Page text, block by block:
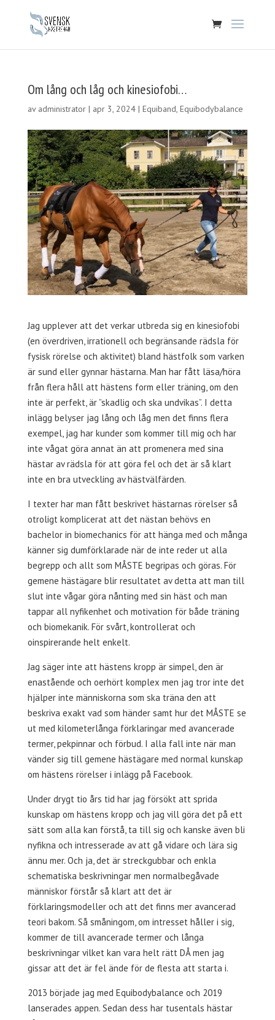
Om lång och låg och kinesiofobi…
av administrator| apr 3, 2024| Equiband, Equibodybalance
Jag upplever att det verkar utbreda sig en kinesiofobi
(en överdriven, irrationell och begränsande rädsla för
fysisk rörelse och aktivitet) bland hästfolk som varken
är sund eller gynnar hästarna. Man har fått läsa/höra
från flera håll att hästens form eller träning, om den
inte är perfekt, är ”skadlig och ska undvikas”. I detta
inlägg belyser jag lång och låg men det finns flera
exempel, jag har kunder som kommer till mig och har
inte vågat göra annat än att promenera med sina
hästar av rädsla för att göra fel och det är så klart
inte en bra utveckling av hästvälfärden.
I texter har man fått beskrivet hästarnas rörelser så
otroligt komplicerat att det nästan behövs en
bachelor in biomechanics för att hänga med och många
känner sig dumförklarade när de inte reder ut alla
begrepp och allt som MÅSTE begripas och göras. För
gemene hästägare blir resultatet av detta att man till
slut inte vågar göra nånting med sin häst och man
tappar all nyfikenhet och motivation för både träning
och biomekanik. För svårt, kontrollerat och
oinspirerande helt enkelt.
Jag säger inte att hästens kropp är simpel, den är
enastående och oerhört komplex men jag tror inte det
hjälper inte människorna som ska träna den att
beskriva exakt vad som händer samt hur det MÅSTE se
ut med kilometerlånga förklaringar med avancerade
termer, pekpinnar och förbud. I alla fall inte när man
vänder sig till gemene hästägare med normal kunskap
om hästens rörelser i inlägg på Facebook.
Under drygt tio års tid har jag försökt att sprida
kunskap om hästens kropp och jag vill göra det på ett
sätt som alla kan förstå, ta till sig och kanske även bli
nyfikna och intresserade av att gå vidare och lära sig
ännu mer. Och ja, det är streckgubbar och enkla
schematiska beskrivningar men normalbegåvade
människor förstår så klart att det är
förklaringsmodeller och att det finns mer avancerad
teori bakom. Så småningom, om intresset håller i sig,
kommer de till avancerade termer och långa
beskrivningar vilket kan vara helt rätt DÅ men jag
gissar att det är fel ände för de flesta att starta i.
2013 började jag med Equibodybalance och 2019
lanserades appen. Sedan dess har tusentals hästar